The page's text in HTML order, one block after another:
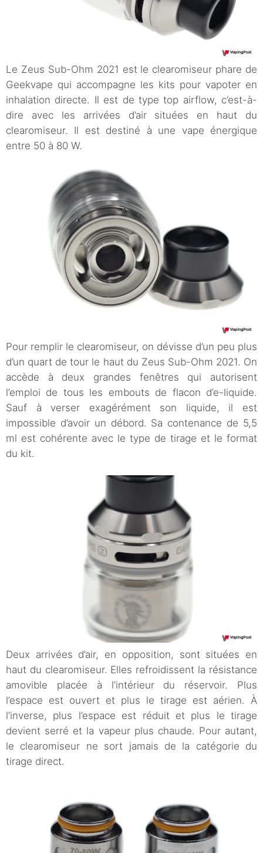
Le Zeus Sub-Ohm 2021 est le clearomiseur phare de
Geekvape qui accompagne les kits pour vapoter en
inhalation directe. Il est de type top airflow, c’est-à-
dire avec les arrivées d’air situées en haut du
clearomiseur. Il est destiné à une vape énergique
entre 50 à 80 W.
Pour remplir le clearomiseur, on dévisse d’un peu plus
d’un quart de tour le haut du Zeus Sub-Ohm 2021. On
accède à deux grandes fenêtres qui autorisent
l’emploi de tous les embouts de flacon d’e-liquide.
Sauf à verser exagérément son liquide, il est
impossible d’avoir un débord. Sa contenance de 5,5
ml est cohérente avec le type de tirage et le format
du kit.
Deux arrivées d’air, en opposition, sont situées en
haut du clearomiseur. Elles refroidissent la résistance
amovible placée à l’intérieur du réservoir. Plus
l’espace est ouvert et plus le tirage est aérien. À
l’inverse, plus l’espace est réduit et plus le tirage
devient serré et la vapeur plus chaude. Pour autant,
le clearomiseur ne sort jamais de la catégorie du
tirage direct.